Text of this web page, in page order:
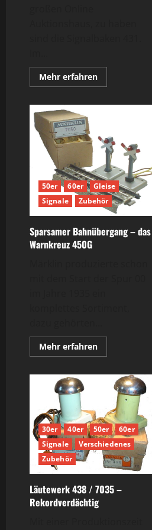
Mehr erfahrenMehr
Informationen
431!
Die
Signalbaken
50er 60er
Gleise
Signale
Zubehör
Sparsamer Bahnübergang – das
Warnkreuz 450G
Mehr erfahrenMehr
Informationen
Bahnübergang
Warnkreuz
450G
30er 40er 50er
60er
Signale
Verschiedenes
Zubehör
Läutewerk 438 / 7035 –
Rekordverdächtig